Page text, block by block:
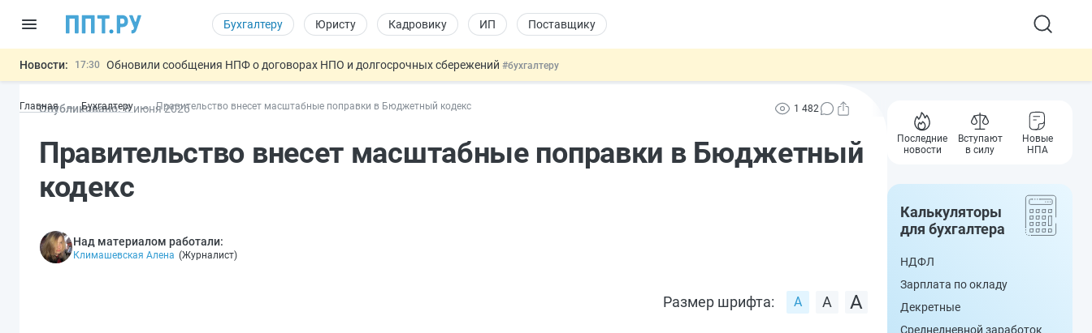
Бухгалтеру Юристу Кадровику ИП Поставщику
Новости: 17:30 Обновили сообщения НПФ о договорах НПО и долгосрочных сбережений #бухгалтеру
16:44 Систему страхования вкладов распространили на электронные кошельки
11:33
Важно Подписан закон об упрощении госзакупок по 44-ФЗ#заказчику
Главная Бухгалтеру Правительство внесет масштабные поправки в Бюджетный кодекс
Опубликовано: 8 июня2026 1 482
Правительство внесет масштабные поправки в Бюджетный
кодекс
Над материалом работали:
Климашевская Алена (Журналист)
Размер шрифта:
Последние
новости
Вступают
в силу
Новые
НПА
Калькуляторы
для бухгалтера
НДФЛ
Зарплата по окладу
Декретные
Среднедневной заработок